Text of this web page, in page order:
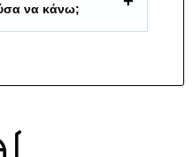
να κάνω;